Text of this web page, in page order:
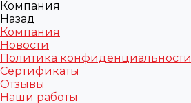
Компания
Назад
Компания
Новости
Политика конфиденциальности
Сертификаты
Отзывы
Наши работы